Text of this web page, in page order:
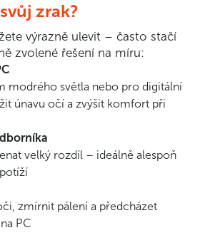
zrak?
výrazně ulevit – často stačí
zvolené řešení na míru:
modrého světla nebo pro digitální
únavu očí a zvýšit komfort při
velký rozdíl – ideálně alespoň
zmírnit pálení a předcházet
PC